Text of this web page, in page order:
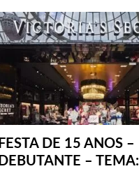
FESTA DE 15 ANOS –
DEBUTANTE – TEMA: